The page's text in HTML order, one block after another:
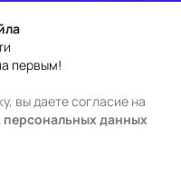
первым!
вы даете согласие на
персональных данных